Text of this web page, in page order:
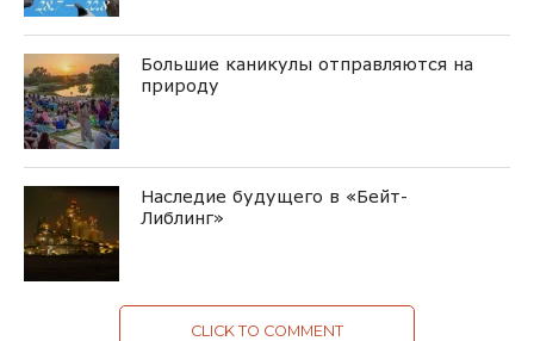
Большие каникулы отправляются на
природу
Наследие будущего в «Бейт-
Либлинг»
CLICK TO COMMENT